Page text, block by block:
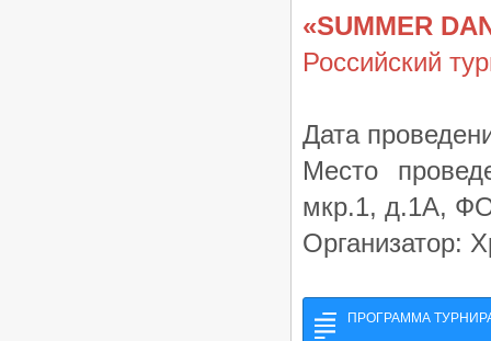
«SUMMER
Российский
Дата
Место
мкр.1, д.1А,
Организатор:
ПРОГРАММА ТУРНИРА